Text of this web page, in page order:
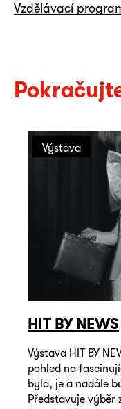
Vzdělávací
Výstava
HIT BY NEWS
Výstava HIT BY
pohled na
byla, je a nadále
Představuje výběr